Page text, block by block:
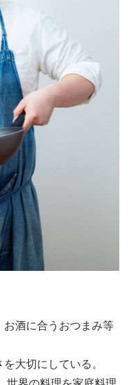
酒に合うおつまみ等
大切にしている。